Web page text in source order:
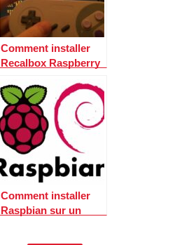
Comment installer
Recalbox Raspberry
Comment installer
Raspbian sur un